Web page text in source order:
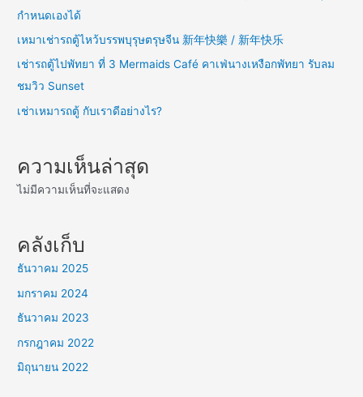
กำหนดเองได้
เหมาเช่ารถตู้ไหว้บรรพบุรุษตรุษจีน 新年快樂 / 新年快乐
เช่ารถตู้ไปพัทยา ที่ 3 Mermaids Café คาเฟ่นางเหงือกพัทยา รับลม
ชมวิว Sunset
เช่าเหมารถตู้ กับเราดีอย่างไร?
ความเห็นล่าสุด
ไม่มีความเห็นที่จะแสดง
คลังเก็บ
ธันวาคม 2025
มกราคม 2024
ธันวาคม 2023
กรกฎาคม 2022
มิถุนายน 2022